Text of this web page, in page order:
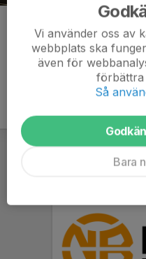
Kommentarer
Vi använder oss av
webbplats ska
även för
förbättra
Så
Bara